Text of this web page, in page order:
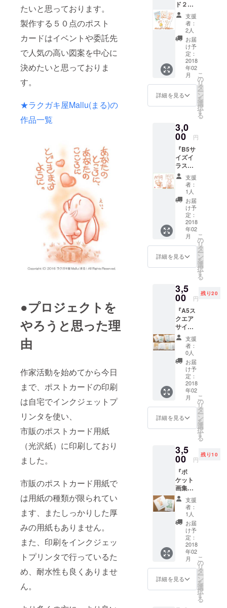
たいと思っております。
製作する５０点のポスト
カードはイベントや委託先
で人気の高い図案を中心に
決めたいと思っておりま
す。
★ラクガキ屋Mallu(まる)の
作品一覧
●プロジェクトを
やろうと思った理
由
作家活動を始めてから今日
まで、ポストカードの印刷
は自宅でインクジェットプ
リンタを使い、
市販のポストカード用紙
（光沢紙）に印刷しており
ました。
市販のポストカード用紙で
は用紙の種類が限られてい
ます、またしっかりした厚
みの用紙もありません。
また、印刷をインクジェッ
トプリンタで行っているた
め、耐水性も良くありませ
ん。
した画
像は
メール
でお送
り致し
ます。
・お入
れでき
るのは
「お名
前の
み」で
ける画
像はプ
ロジェ
クト報
告等で
ご案内
しま
す。 ・
お礼の
メール
（プレ
ゼント
画像付
き）も
お送り
致しま
す。
した画
像の著
作権は
ラクガ
キ屋
Mallu(
まる)に
帰属し
ます。
※お作り
した画
像の商
用利用
は固く
お断り
ます。
ド２０
枚セッ
ト』 ・
当プロ
ジェク
トでお
作りし
たポス
トカー
ドを２
０枚
（20種×
各1枚）
お送り
す。 ・
お好き
なポス
トカー
ドを２
０枚
（20種×
各1枚）
お選び
下さ
い。 ・
お礼の
メール
（プレ
ゼント
画像付
き）も
画像は
イメー
ジで
す。実
際に製
作する
ポスト
カード
と図案
が異な
る場合
があり
ます。
支援
者：
2人
お届
け予
定：
2018
年02
月
詳細を見る
こ
の
リ
タ
ー
ン
を
選
択
す
る
3,0
00 円
『B5サ
イズイ
ラス
ト・２
枚セッ
ト(サイ
ン入
り)』 ・
ラクガ
キ屋の
作品の
中から
お好き
なイラ
ストを
２点、
ズの用
紙に印
刷して
お送り
しま
す。 ・
ご要望
があれ
ば直筆
のサイ
ンをお
入れし
ます。
・お礼
のメー
ル（プ
レゼン
り致し
ます。
※添付画
像はイ
メージ
です。
お選び
いただ
けるイ
ラスト
はプロ
ジェク
ト本文
の「リ
ターン
につい
て」を
支援
者：
1人
お届
け予
定：
2018
年02
月
詳細を見る
こ
の
リ
タ
ー
ン
を
選
択
す
る
3,5
00 円
残り20
『A5ス
クエア
サイズ
画集に
お好き
なお名
前をお
入れし
す。』
36ペー
ジ構成
の、詩
画集で
す。17
枚のイ
と詩で
構成さ
れてい
ます。
最終
ページ
のイラ
ストと
詩にお
好きな
お名前
をお入
れして
世界に
１冊だ
けの画
集をお
支援
者：
0人
お届
け予
定：
2018
年02
月
詳細を見る
こ
の
リ
タ
ー
ン
を
選
択
す
る
3,5
00 円
残り10
『ポ
ケット
画集
「こと
の
は。」
＋A５ス
クエア
サイズ
詩画集
の２冊
セッ
ト』 ■
ポケッ
ト画集
「こと
支援
者：
1人
お届
け予
定：
2018
年02
月
詳細を見る
こ
の
リ
タ
ー
ン
を
選
択
す
る